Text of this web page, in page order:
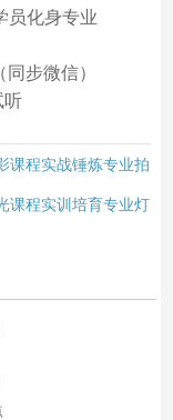
员化身专业
步微信）
听
课程实战锤炼专业拍
课程实训培育专业灯